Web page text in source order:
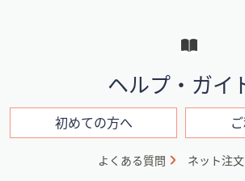
ン
ヘルプ・ガイ
初めての方へ
よくある質問 ネット注